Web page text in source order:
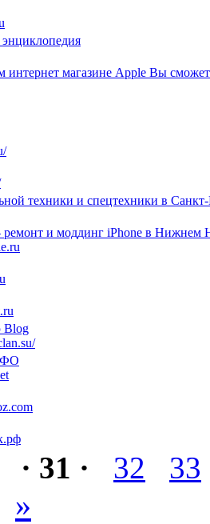
интернет магазине Apple Вы
техники и спецтехники в Санкт-
ремонт и моддинг iPhone в Нижнем
Blog
· 31 · 32
33
»